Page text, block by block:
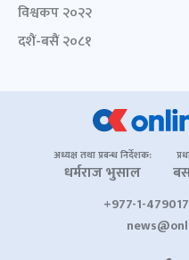
विश्वकप २०२२
दशैं-बसैं २०८१
अध्यक्ष तथा प्रबन्ध निर्देशक:
धर्मराज भुसाल
+977-1-